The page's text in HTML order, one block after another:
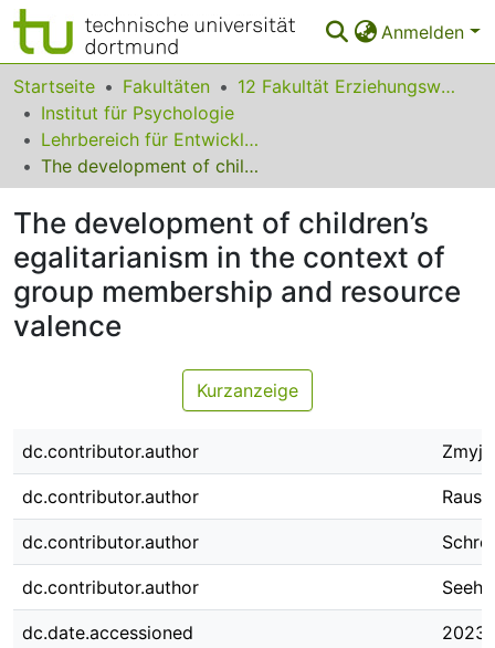
Anmelden
Bereiche & Sammlungen
Das gesamte Repositorium
Statistiken
FAQ
Leitlinien
Zurück zur Startseite
Startseite Fakultäten
12 Fakultät Erziehungswissenschaft, Psychologie und Bildungsforschung
Institut für Psychologie
Lehrbereich für Entwicklungspsychologie
The development of children’s egalitarianism in the context of group membership and resource valence
The development of children’s
egalitarianism in the context of
group membership and resource
valence
Kurzanzeige
dc.contributor.author Zmyj,
dc.contributor.author
dc.contributor.author
dc.contributor.author
dc.date.accessioned 2023-